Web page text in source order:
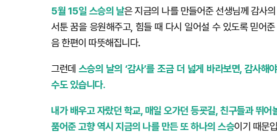
5월 15일 스승의 날은 지금의 나를 만들어준 선생님께 감사
서툰 꿈을 응원해주고, 힘들 때 다시 일어설 수 있도록 믿어
음 한편이 따뜻해집니다.
그런데 스승의 날의 ‘감사’를 조금 더 넓게 바라보면, 감사해
수도 있습니다.
내가 배우고 자랐던 학교, 매일 오가던 등굣길, 친구들과 뛰
품어준고향 역시 지금의 나를 만든 또 하나의 스승이기 때문